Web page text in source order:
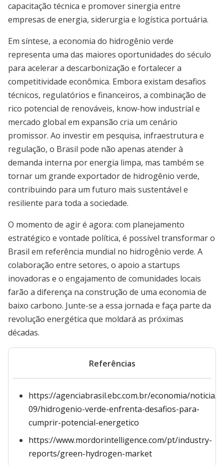
capacitação técnica e promover sinergia entre
empresas de energia, siderurgia e logística portuária.
Em síntese, a economia do hidrogênio verde
representa uma das maiores oportunidades do século
para acelerar a descarbonização e fortalecer a
competitividade econômica. Embora existam desafios
técnicos, regulatórios e financeiros, a combinação de
rico potencial de renováveis, know-how industrial e
mercado global em expansão cria um cenário
promissor. Ao investir em pesquisa, infraestrutura e
regulação, o Brasil pode não apenas atender à
demanda interna por energia limpa, mas também se
tornar um grande exportador de hidrogênio verde,
contribuindo para um futuro mais sustentável e
resiliente para toda a sociedade.
O momento de agir é agora: com planejamento
estratégico e vontade política, é possível transformar o
Brasil em referência mundial no hidrogênio verde. A
colaboração entre setores, o apoio a startups
inovadoras e o engajamento de comunidades locais
farão a diferença na construção de uma economia de
baixo carbono. Junte-se a essa jornada e faça parte da
revolução energética que moldará as próximas
décadas.
Referências
https://agenciabrasil.ebc.com.br/economia/noticia/
09/hidrogenio-verde-enfrenta-desafios-para-
cumprir-potencial-energetico
https://www.mordorintelligence.com/pt/industry-
reports/green-hydrogen-market